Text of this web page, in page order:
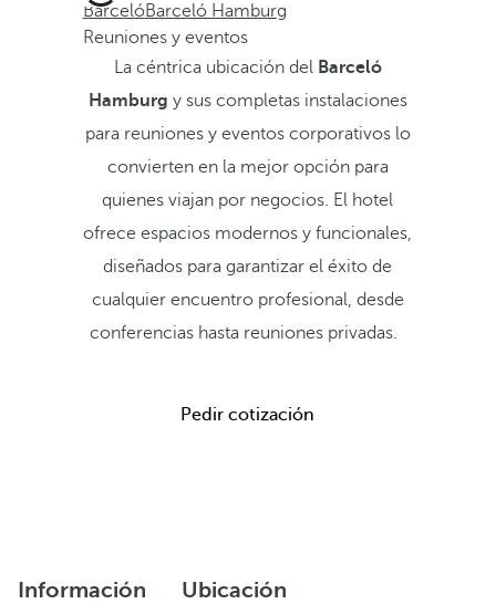
BarcelóBarceló Hamburg
Reuniones y eventos
La céntrica ubicación del Barceló
Hamburg y sus completas instalaciones
para reuniones y eventos corporativos lo
convierten en la mejor opción para
quienes viajan por negocios. El hotel
ofrece espacios modernos y funcionales,
diseñados para garantizar el éxito de
cualquier encuentro profesional, desde
conferencias hasta reuniones privadas.
Pedir cotización
Información Ubicación